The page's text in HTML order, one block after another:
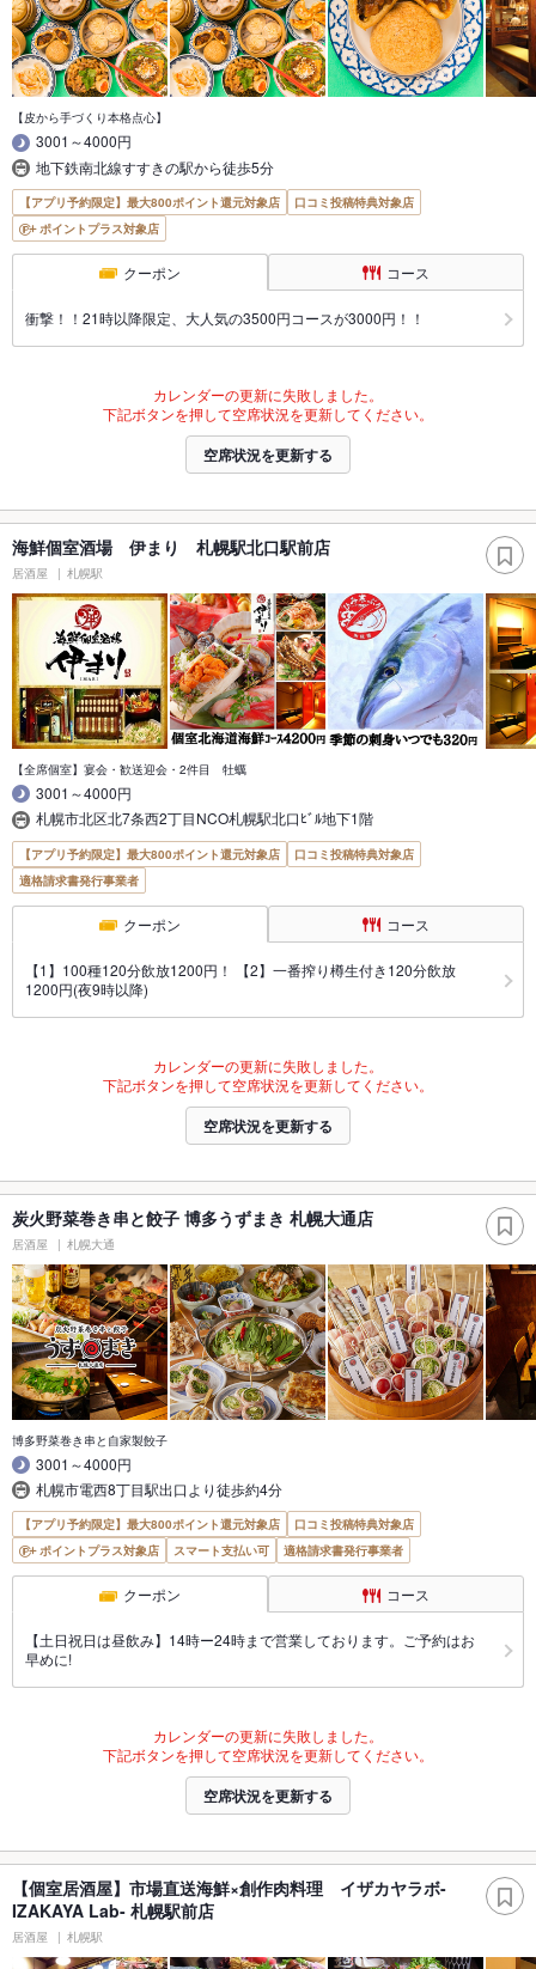
【皮から手づくり本格点心】
3001～4000円
地下鉄南北線すすきの駅から徒歩5分
【アプリ予約限定】最大800ポイント還元対象店
口コミ投稿特典対象店
ポイントプラス対象店
クーポン コース
衝撃！！21時以降限定、大人気の3500円コースが3000円！！
カレンダーの更新に失敗しました。
下記ボタンを押して空席状況を更新してください。
空席状況を更新する
海鮮個室酒場 伊まり 札幌駅北口駅前店
居酒屋 札幌駅
【全席個室】宴会・歓送迎会・2件目 牡蠣
3001～4000円
札幌市北区北7条西2丁目NCO札幌駅北口ﾋﾞﾙ地下1階
【アプリ予約限定】最大800ポイント還元対象店
口コミ投稿特典対象店
適格請求書発行事業者
クーポン コース
【1】100種120分飲放1200円！ 【2】一番搾り樽生付き120分飲放
1200円(夜9時以降)
カレンダーの更新に失敗しました。
下記ボタンを押して空席状況を更新してください。
空席状況を更新する
炭火野菜巻き串と餃子 博多うずまき 札幌大通店
居酒屋 札幌大通
博多野菜巻き串と自家製餃子
3001～4000円
札幌市電西8丁目駅出口より徒歩約4分
【アプリ予約限定】最大800ポイント還元対象店
口コミ投稿特典対象店
ポイントプラス対象店
スマート支払い可 適格請求書発行事業者
クーポン コース
【土日祝日は昼飲み】14時ー24時まで営業しております。ご予約はお
早めに!
カレンダーの更新に失敗しました。
下記ボタンを押して空席状況を更新してください。
空席状況を更新する
【個室居酒屋】市場直送海鮮×創作肉料理 イザカヤラボ-
IZAKAYA Lab- 札幌駅前店
居酒屋 札幌駅